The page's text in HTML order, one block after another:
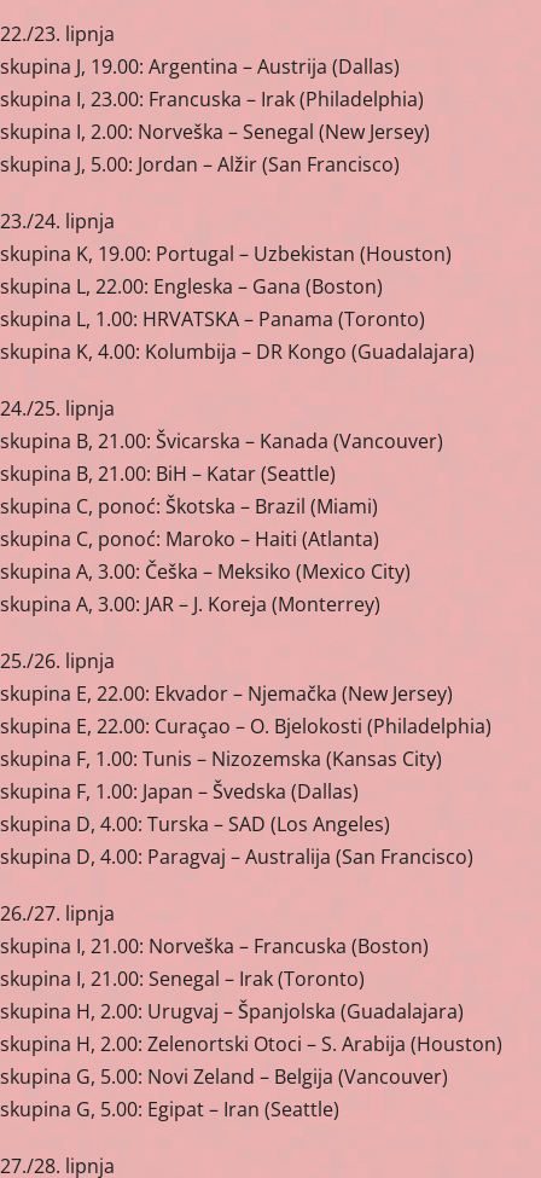
22./23. lipnja
skupina J, 19.00: Argentina – Austrija (Dallas)
skupina I, 23.00: Francuska – Irak (Philadelphia)
skupina I, 2.00: Norveška – Senegal (New Jersey)
skupina J, 5.00: Jordan – Alžir (San Francisco)
23./24. lipnja
skupina K, 19.00: Portugal – Uzbekistan (Houston)
skupina L, 22.00: Engleska – Gana (Boston)
skupina L, 1.00: HRVATSKA – Panama (Toronto)
skupina K, 4.00: Kolumbija – DR Kongo (Guadalajara)
24./25. lipnja
skupina B, 21.00: Švicarska – Kanada (Vancouver)
skupina B, 21.00: BiH – Katar (Seattle)
skupina C, ponoć: Škotska – Brazil (Miami)
skupina C, ponoć: Maroko – Haiti (Atlanta)
skupina A, 3.00: Češka – Meksiko (Mexico City)
skupina A, 3.00: JAR – J. Koreja (Monterrey)
25./26. lipnja
skupina E, 22.00: Ekvador – Njemačka (New Jersey)
skupina E, 22.00: Curaçao – O. Bjelokosti (Philadelphia)
skupina F, 1.00: Tunis – Nizozemska (Kansas City)
skupina F, 1.00: Japan – Švedska (Dallas)
skupina D, 4.00: Turska – SAD (Los Angeles)
skupina D, 4.00: Paragvaj – Australija (San Francisco)
26./27. lipnja
skupina I, 21.00: Norveška – Francuska (Boston)
skupina I, 21.00: Senegal – Irak (Toronto)
skupina H, 2.00: Urugvaj – Španjolska (Guadalajara)
skupina H, 2.00: Zelenortski Otoci – S. Arabija (Houston)
skupina G, 5.00: Novi Zeland – Belgija (Vancouver)
skupina G, 5.00: Egipat – Iran (Seattle)
27./28. lipnja